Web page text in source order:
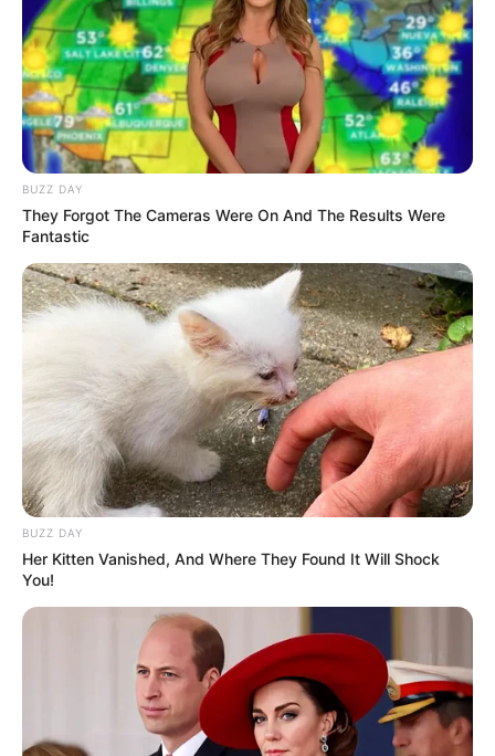
LIHAT ARTIKEL LAINNYA
BUZZ DAY
They Forgot The Cameras Were On And The Results Were
Fantastic
BUZZ DAY
Her Kitten Vanished, And Where They Found It Will Shock
You!